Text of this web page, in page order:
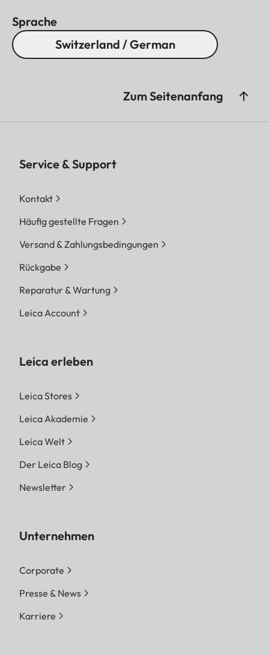
Sprache
Switzerland / German
Zum Seitenanfang
Service & Support
Kontakt
Häufig gestellte Fragen
Versand & Zahlungsbedingungen
Rückgabe
Reparatur & Wartung
Leica Account
Leica erleben
Leica Stores
Leica Akademie
Leica Welt
Der Leica Blog
Newsletter
Unternehmen
Corporate
Presse & News
Karriere